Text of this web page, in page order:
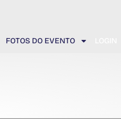
FOTOS DO EVENTO